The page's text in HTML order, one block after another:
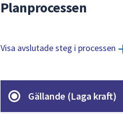
Planprocessen
Visa avslutade steg i processen
Gällande (Laga kraft)